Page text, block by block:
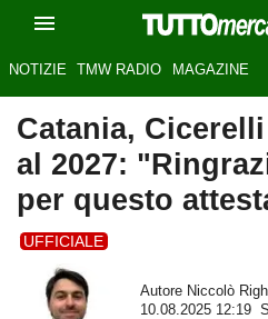
NOTIZIE TMW RADIO MAGAZINE
Catania,
al 2027:
per questo
UFFICIALE
Autore Niccolò
10.08.2025 12:19